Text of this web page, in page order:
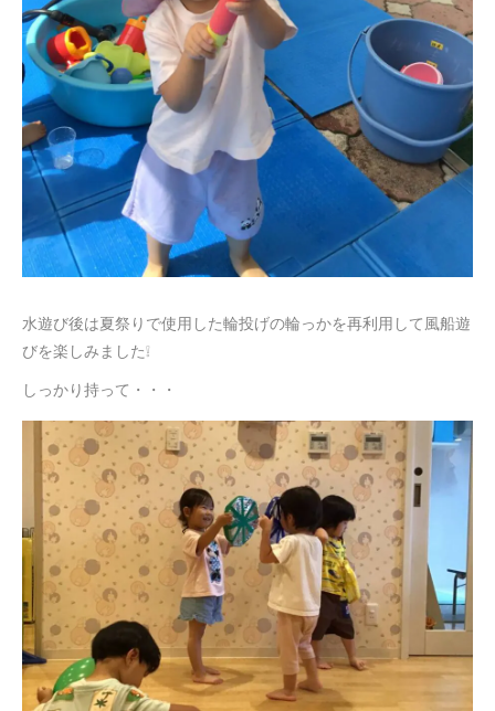
水遊び後は夏祭りで使用した輪投げの輪っかを再利用して風船遊
びを楽しみました❕
しっかり持って・・・